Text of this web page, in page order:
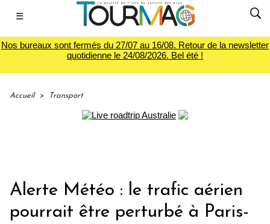
☰
Nos bureaux sont fermés du 27/07 au 16/08. Retour de la newsletter
quotidienne le 24/08/2026. Bel été !
Accueil > Transport
Alerte Météo : le trafic aérien
pourrait être perturbé à Paris-